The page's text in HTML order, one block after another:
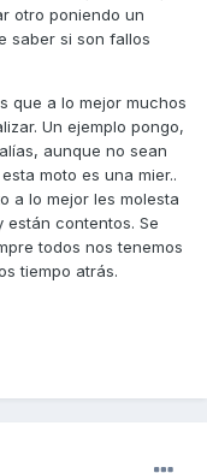
otro poniendo un
saber si son fallos
que a lo mejor muchos
Un ejemplo pongo,
aunque no sean
moto es una mier..
a lo mejor les molesta
están contentos. Se
todos nos tenemos
tiempo atrás.